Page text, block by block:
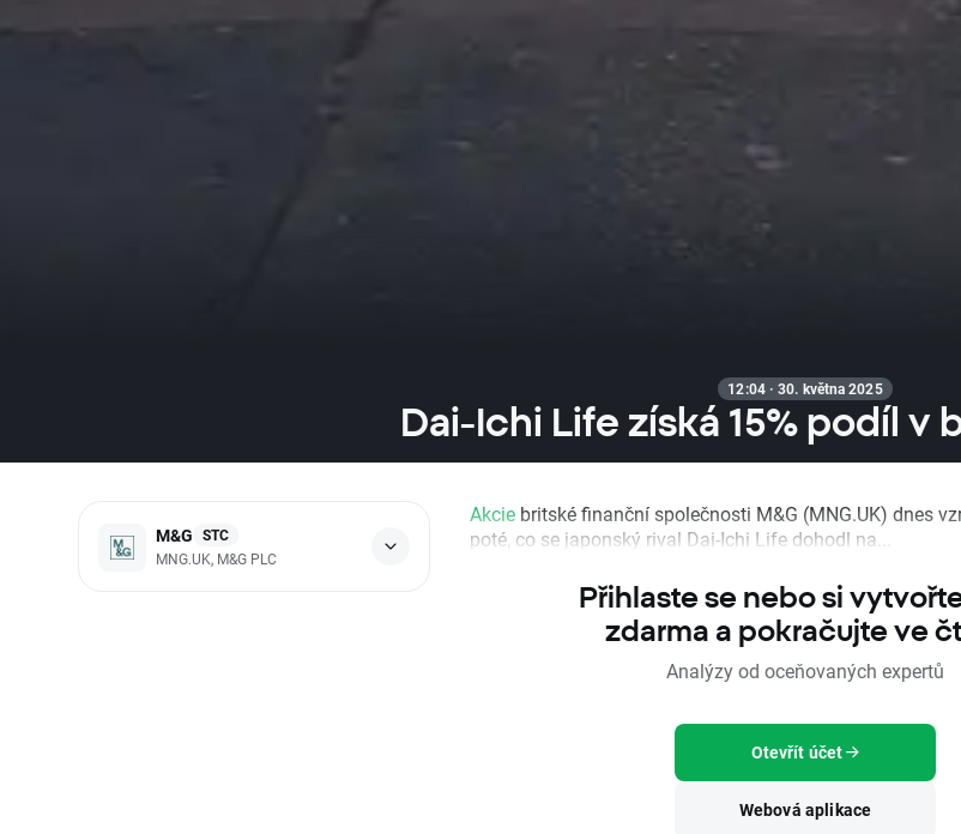
12:04 · 30. května 2025
Dai-Ichi Life získá 15% podíl v
M&G STC
MNG.UK, M&G PLC
Akcie britské finanční společnosti M&G (MNG.UK) dnes
poté, co se japonský rival Dai-Ichi Life dohodl na...
Přihlaste se nebo si
zdarma a pokračujte ve
Analýzy od oceňovaných expertů
Otevřít účet
Webová aplikace